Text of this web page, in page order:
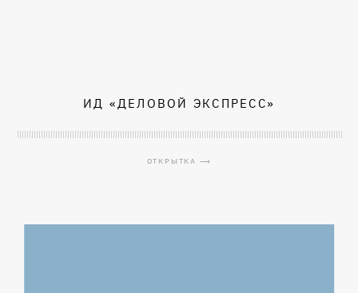
ИД «ДЕЛОВОЙ ЭКСПРЕСС»
ОТКРЫТКА ⟶